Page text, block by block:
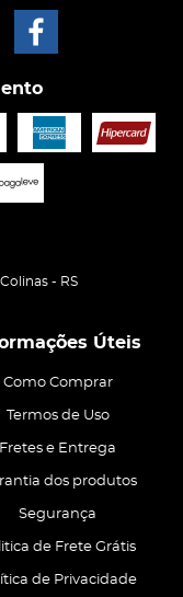
- RS
Úteis
Como Comprar
Termos de Uso
Fretes e Entrega
dos produtos
Segurança
de Frete Grátis
de Privacidade